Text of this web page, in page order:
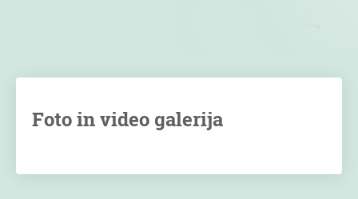
Foto in video galerija